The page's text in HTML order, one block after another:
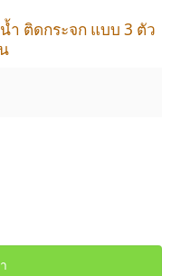
ำ ติดกระจก แบบ 3 ตัว